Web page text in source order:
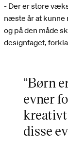
- Der er store
næste år at kunne
og på den måde
designfaget,
“Børn
evner
disse